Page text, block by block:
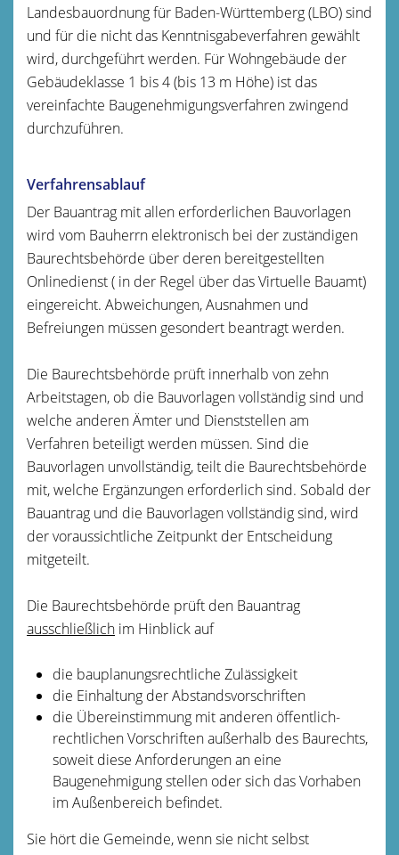
Landesbauordnung für Baden-Württemberg (LBO) sind
und für die nicht das Kenntnisgabeverfahren gewählt
wird, durchgeführt werden. Für Wohngebäude der
Gebäudeklasse 1 bis 4 (bis 13 m Höhe) ist das
vereinfachte Baugenehmigungsverfahren zwingend
durchzuführen.
Verfahrensablauf
Der Bauantrag mit allen erforderlichen Bauvorlagen
wird vom Bauherrn elektronisch bei der zuständigen
Baurechtsbehörde über deren bereitgestellten
Onlinedienst ( in der Regel über das Virtuelle Bauamt)
eingereicht. Abweichungen, Ausnahmen und
Befreiungen müssen gesondert beantragt werden.
Die Baurechtsbehörde prüft innerhalb von zehn
Arbeitstagen, ob die Bauvorlagen vollständig sind und
welche anderen Ämter und Dienststellen am
Verfahren beteiligt werden müssen. Sind die
Bauvorlagen unvollständig, teilt die Baurechtsbehörde
mit, welche Ergänzungen erforderlich sind. Sobald der
Bauantrag und die Bauvorlagen vollständig sind, wird
der voraussichtliche Zeitpunkt der Entscheidung
mitgeteilt.
Die Baurechtsbehörde prüft den Bauantrag
ausschließlich im Hinblick auf
die bauplanungsrechtliche Zulässigkeit
die Einhaltung der Abstandsvorschriften
die Übereinstimmung mit anderen öffentlich-
rechtlichen Vorschriften außerhalb des Baurechts,
soweit diese Anforderungen an eine
Baugenehmigung stellen oder sich das Vorhaben
im Außenbereich befindet.
Sie hört die Gemeinde, wenn sie nicht selbst